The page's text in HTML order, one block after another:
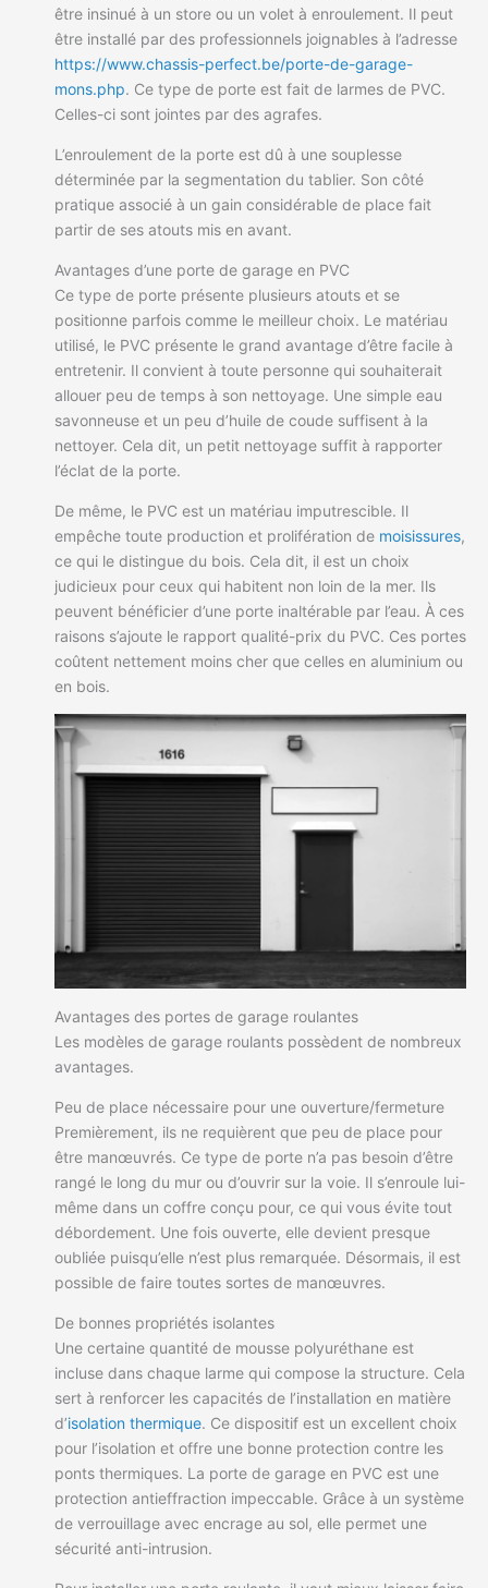
être insinué à un store ou un volet à enroulement. Il peut
être installé par des professionnels joignables à l’adresse
https://www.chassis-perfect.be/porte-de-garage-
mons.php. Ce type de porte est fait de larmes de PVC.
Celles-ci sont jointes par des agrafes.
L’enroulement de la porte est dû à une souplesse
déterminée par la segmentation du tablier. Son côté
pratique associé à un gain considérable de place fait
partir de ses atouts mis en avant.
Avantages d’une porte de garage en PVC
Ce type de porte présente plusieurs atouts et se
positionne parfois comme le meilleur choix. Le matériau
utilisé, le PVC présente le grand avantage d’être facile à
entretenir. Il convient à toute personne qui souhaiterait
allouer peu de temps à son nettoyage. Une simple eau
savonneuse et un peu d’huile de coude suffisent à la
nettoyer. Cela dit, un petit nettoyage suffit à rapporter
l’éclat de la porte.
De même, le PVC est un matériau imputrescible. Il
empêche toute production et prolifération de moisissures,
ce qui le distingue du bois. Cela dit, il est un choix
judicieux pour ceux qui habitent non loin de la mer. Ils
peuvent bénéficier d’une porte inaltérable par l’eau. À ces
raisons s’ajoute le rapport qualité-prix du PVC. Ces portes
coûtent nettement moins cher que celles en aluminium ou
en bois.
Avantages des portes de garage roulantes
Les modèles de garage roulants possèdent de nombreux
avantages.
Peu de place nécessaire pour une ouverture/fermeture
Premièrement, ils ne requièrent que peu de place pour
être manœuvrés. Ce type de porte n’a pas besoin d’être
rangé le long du mur ou d’ouvrir sur la voie. Il s’enroule lui-
même dans un coffre conçu pour, ce qui vous évite tout
débordement. Une fois ouverte, elle devient presque
oubliée puisqu’elle n’est plus remarquée. Désormais, il est
possible de faire toutes sortes de manœuvres.
De bonnes propriétés isolantes
Une certaine quantité de mousse polyuréthane est
incluse dans chaque larme qui compose la structure. Cela
sert à renforcer les capacités de l’installation en matière
d’isolation thermique. Ce dispositif est un excellent choix
pour l’isolation et offre une bonne protection contre les
ponts thermiques. La porte de garage en PVC est une
protection antieffraction impeccable. Grâce à un système
de verrouillage avec encrage au sol, elle permet une
sécurité anti-intrusion.